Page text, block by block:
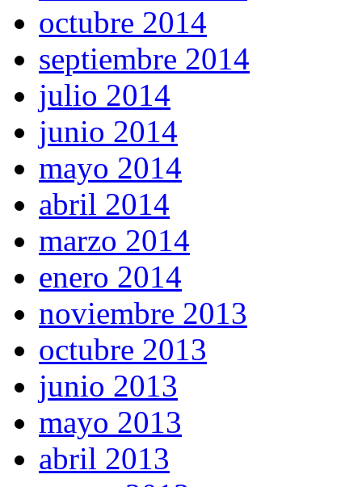
octubre 2014
septiembre 2014
julio 2014
junio 2014
mayo 2014
abril 2014
marzo 2014
enero 2014
noviembre 2013
octubre 2013
junio 2013
mayo 2013
abril 2013